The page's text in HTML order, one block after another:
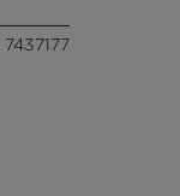
7437177